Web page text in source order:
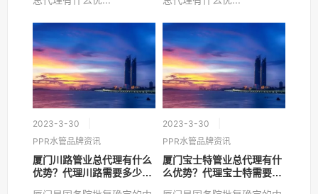
2023-3-30
PPR水管品牌资讯
厦门川路管业总代理有什么
优势？代理川路需要多少
2023-3-30
PPR水管品牌资讯
厦门宝士特管业总代理有什
么优势？代理宝士特需要多